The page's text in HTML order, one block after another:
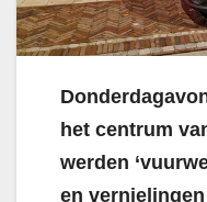
het centrum
werden
en